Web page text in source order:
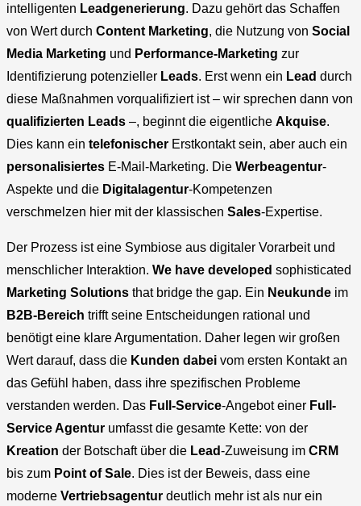
intelligenten Leadgenerierung. Dazu gehört das Schaffen
von Wert durch Content Marketing, die Nutzung von Social
Media Marketing und Performance-Marketing zur
Identifizierung potenzieller Leads. Erst wenn ein Lead durch
diese Maßnahmen vorqualifiziert ist – wir sprechen dann von
qualifizierten Leads –, beginnt die eigentliche Akquise.
Dies kann ein telefonischer Erstkontakt sein, aber auch ein
personalisiertes E-Mail-Marketing. Die Werbeagentur-
Aspekte und die Digitalagentur-Kompetenzen
verschmelzen hier mit der klassischen Sales-Expertise.
Der Prozess ist eine Symbiose aus digitaler Vorarbeit und
menschlicher Interaktion. We have developed sophisticated
Marketing Solutions that bridge the gap. Ein Neukunde im
B2B-Bereich trifft seine Entscheidungen rational und
benötigt eine klare Argumentation. Daher legen wir großen
Wert darauf, dass die Kunden dabei vom ersten Kontakt an
das Gefühl haben, dass ihre spezifischen Probleme
verstanden werden. Das Full-Service-Angebot einer Full-
Service Agentur umfasst die gesamte Kette: von der
Kreation der Botschaft über die Lead-Zuweisung im CRM
bis zum Point of Sale. Dies ist der Beweis, dass eine
moderne Vertriebsagentur deutlich mehr ist als nur ein